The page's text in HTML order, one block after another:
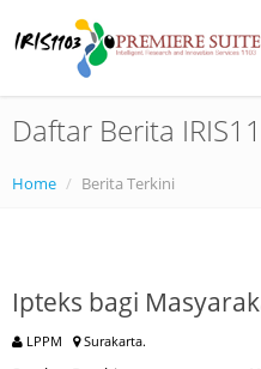
Daftar Berita
Home Berita Terkini
Ipteks bagi
LPPM Surakarta.